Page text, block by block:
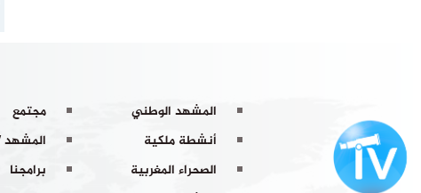
المشهد الوطني
أنشطة ملكية
الصحراء المغربية
مجتمع
المشهد TV
برامجنا